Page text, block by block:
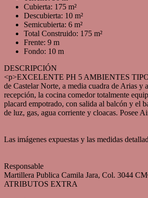
Cubierta: 175 m²
Descubierta: 10 m²
Semicubierta: 6 m²
Total Construido: 175 m²
Frente: 9 m
Fondo: 10 m
DESCRIPCIÓN
<p>EXCELENTE PH 5 AMBIENTES TIPO
de Castelar Norte, a media cuadra de Arias
recepción, la cocina comedor totalmente
placard empotrado, con salida al balcón y el
de luz, gas, agua corriente y cloacas.
Las imágenes expuestas y las medidas
Responsable
Martillera Publica Camila Jara, Col. 3044
ATRIBUTOS EXTRA